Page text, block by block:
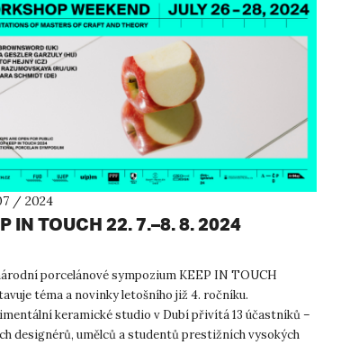
/ 2024
IN TOUCH 22. 7.–8. 8. 2024
porcelánové sympozium KEEP IN TOUCH
téma a novinky letošního již 4. ročníku.
keramické studio v Dubí přivítá 13 účastníků –
designérů, umělců a studentů prestižních vysokých